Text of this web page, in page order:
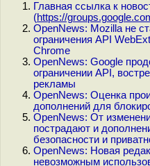
Главная ссылка к
(https://
OpenNews: Mozilla не
ограничения API
Chrome
OpenNews: Google
ограничении API,
рекламы
OpenNews: Оценка
дополнений для
OpenNews: От
пострадают и
безопасности и
OpenNews: Новая
невозможным